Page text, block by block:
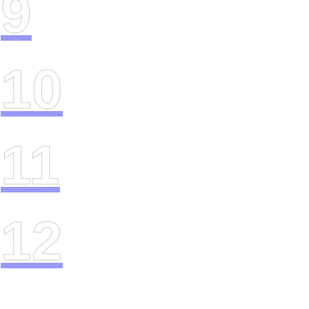
9
10
11
12